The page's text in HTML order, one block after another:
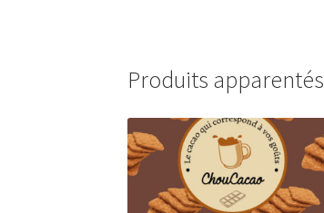
Produits apparentés